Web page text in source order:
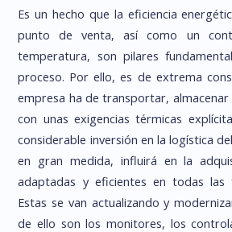
Es un hecho que la eficiencia
punto de venta, así como un
temperatura, son pilares
proceso. Por ello, es de extrema
empresa ha de transportar,
con unas exigencias térmicas
considerable inversión en la logística
en gran medida, influirá en la
adaptadas y eficientes en todas las
Estas se van actualizando y
de ello son los monitores, los